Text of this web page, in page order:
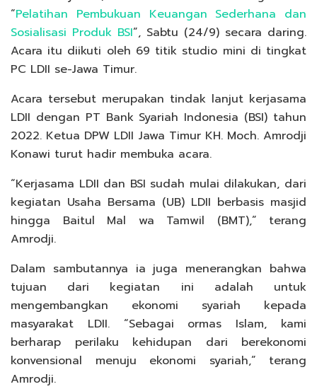
“Pelatihan Pembukuan Keuangan Sederhana dan
Sosialisasi Produk BSI”, Sabtu (24/9) secara daring.
Acara itu diikuti oleh 69 titik studio mini di tingkat
PC LDII se-Jawa Timur.
Acara tersebut merupakan tindak lanjut kerjasama
LDII dengan PT Bank Syariah Indonesia (BSI) tahun
2022. Ketua DPW LDII Jawa Timur KH. Moch. Amrodji
Konawi turut hadir membuka acara.
“Kerjasama LDII dan BSI sudah mulai dilakukan, dari
kegiatan Usaha Bersama (UB) LDII berbasis masjid
hingga Baitul Mal wa Tamwil (BMT),” terang
Amrodji.
Dalam sambutannya ia juga menerangkan bahwa
tujuan dari kegiatan ini adalah untuk
mengembangkan ekonomi syariah kepada
masyarakat LDII. “Sebagai ormas Islam, kami
berharap perilaku kehidupan dari berekonomi
konvensional menuju ekonomi syariah,” terang
Amrodji.